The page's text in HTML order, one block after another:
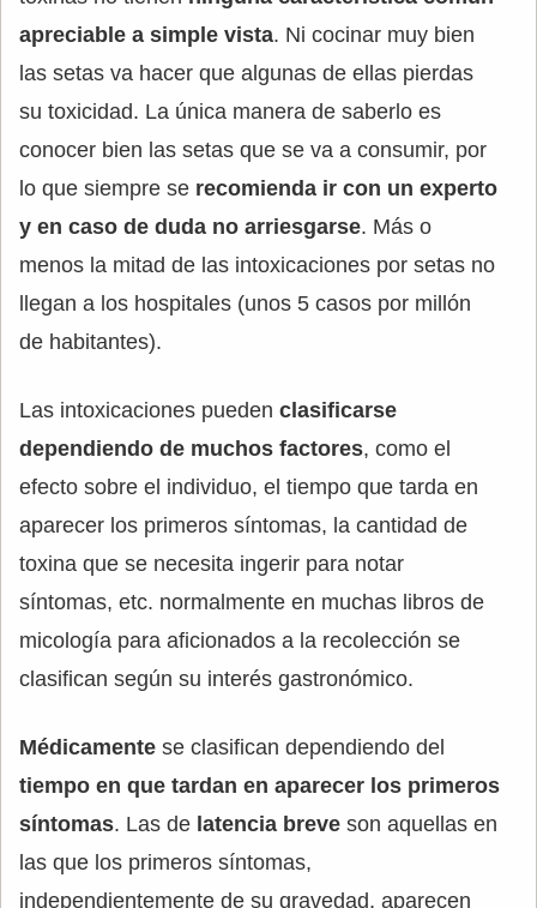
apreciable a simple vista. Ni cocinar muy bien
las setas va hacer que algunas de ellas pierdas
su toxicidad. La única manera de saberlo es
conocer bien las setas que se va a consumir, por
lo que siempre se recomienda ir con un experto
y en caso de duda no arriesgarse. Más o
menos la mitad de las intoxicaciones por setas no
llegan a los hospitales (unos 5 casos por millón
de habitantes).
Las intoxicaciones pueden clasificarse
dependiendo de muchos factores, como el
efecto sobre el individuo, el tiempo que tarda en
aparecer los primeros síntomas, la cantidad de
toxina que se necesita ingerir para notar
síntomas, etc. normalmente en muchas libros de
micología para aficionados a la recolección se
clasifican según su interés gastronómico.
Médicamente se clasifican dependiendo del
tiempo en que tardan en aparecer los primeros
síntomas. Las de latencia breve son aquellas en
las que los primeros síntomas,
independientemente de su gravedad, aparecen